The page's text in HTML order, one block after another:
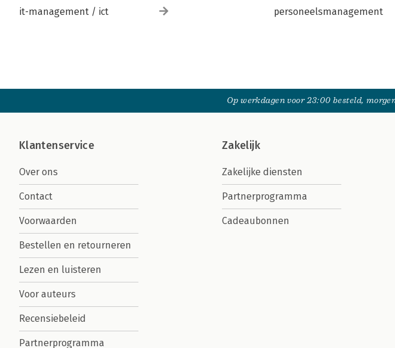
it-management / ict
personeelsmanagement
Op werkdagen voor 23:00 besteld,
Klantenservice
Over ons
Contact
Voorwaarden
Bestellen en retourneren
Lezen en luisteren
Voor auteurs
Recensiebeleid
Partnerprogramma
Zakelijk
Zakelijke diensten
Partnerprogramma
Cadeaubonnen